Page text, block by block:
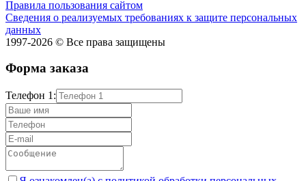
Правила пользования сайтом
Сведения о реализуемых требованиях к защите персональных
данных
1997-2026 © Все права защищены
Форма заказа
Телефон 1: